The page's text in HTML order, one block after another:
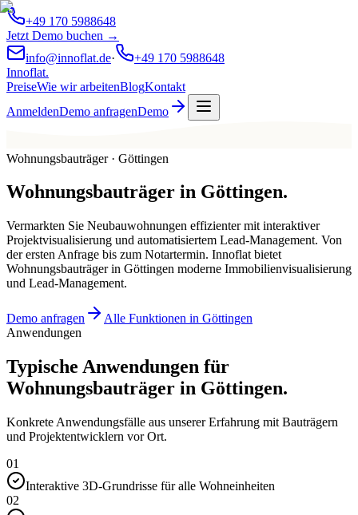
+49 170 5988648
Jetzt Demo buchen →
info@innoflat.de·
+49 170 5988648
Innoflat.
PreiseWie wir arbeitenBlogKontakt
AnmeldenDemo anfragenDemo
Wohnungsbauträger · Göttingen
Wohnungsbauträger in Göttingen.
Vermarkten Sie Neubauwohnungen effizienter mit interaktiver
Projektvisualisierung und automatisiertem Lead-Management. Von
der ersten Anfrage bis zum Notartermin. Innoflat bietet
Wohnungsbauträger in Göttingen moderne Immobilienvisualisierung
und Lead-Management.
Demo anfragen
Alle Funktionen in Göttingen
Anwendungen
Typische Anwendungen für
Wohnungsbauträger in Göttingen.
Konkrete Anwendungsfälle aus unserer Erfahrung mit Bauträgern
und Projektentwicklern vor Ort.
01
Interaktive 3D-Grundrisse für alle Wohneinheiten
02